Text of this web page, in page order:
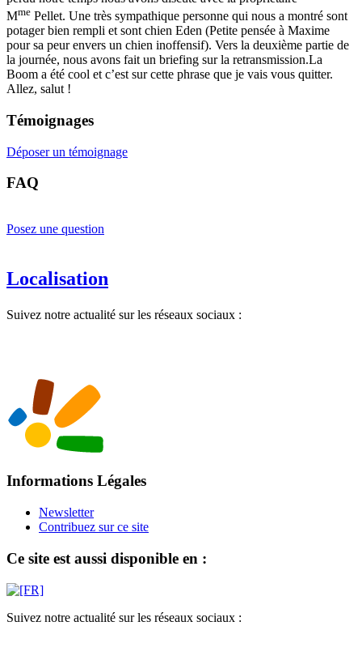
Mme Pellet. Une très sympathique personne qui nous a montré sont
potager bien rempli et sont chien Eden (Petite pensée à Maxime
pour sa peur envers un chien inoffensif). Vers la deuxième partie de
la journée, nous avons fait un briefing sur la retransmission.La
Boom a été cool et c’est sur cette phrase que je vais vous quitter.
Allez, salut !
Témoignages
Déposer un témoignage
FAQ
Posez une question
Localisation
Suivez notre actualité sur les réseaux sociaux :
Informations Légales
Newsletter
Contribuez sur ce site
Ce site est aussi disponible en :
Suivez notre actualité sur les réseaux sociaux :